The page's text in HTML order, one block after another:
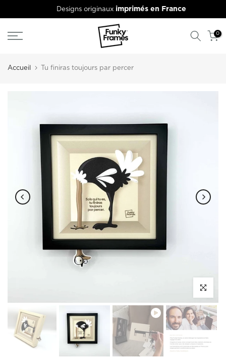
contenu
Designs originauximprimés en France
0
Accueil Tu finiras toujours par percer
Lecture
Cliquez